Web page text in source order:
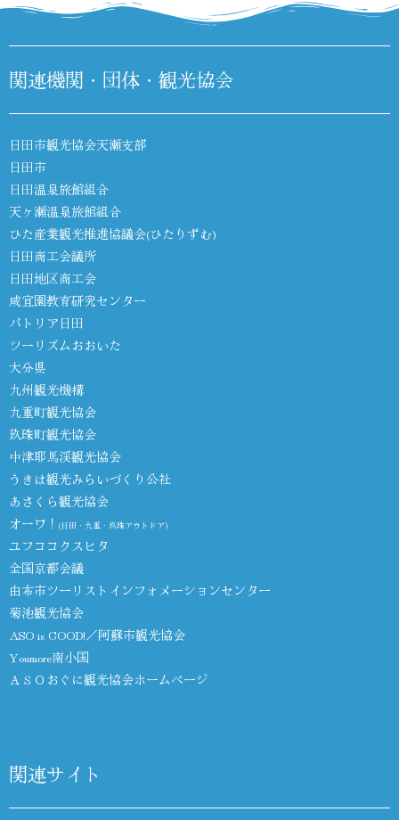
関連機関・団体・観光協会
日田市観光協会天瀬支部
日田市
日田温泉旅館組合
天ヶ瀬温泉旅館組合
ひた産業観光推進協議会(ひたりずむ)
日田商工会議所
日田地区商工会
咸宜園教育研究センター
パトリア日田
ツーリズムおおいた
大分県
九州観光機構
九重町観光協会
玖珠町観光協会
中津耶馬渓観光協会
うきは観光みらいづくり公社
あさくら観光協会
オーワ！ (日田・九重・玖珠アウトドア)
ユフココクスヒタ
全国京都会議
由布市ツーリストインフォメーションセンター
菊池観光協会
ASO is GOOD!／阿蘇市観光協会
Youmore南小国
ＡＳＯおぐに観光協会ホームページ
関連サイト